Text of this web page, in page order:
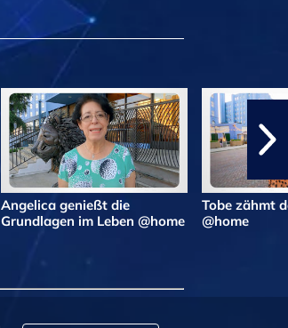
Angelica genießt die
Grundlagen im Leben @home
Tobe zähmt
@home